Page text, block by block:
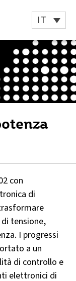
IT
con
di
tensione,
. I progressi
a un
di controllo e
elettronici di